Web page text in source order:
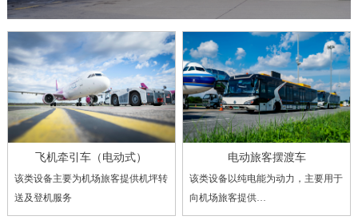
飞机牵引车（电动式）
该类设备主要为机场旅客提供机坪转
送及登机服务
电动旅客摆渡车
该类设备以纯电能为动力，主要用于
向机场旅客提供…